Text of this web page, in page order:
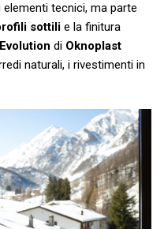
tecnici, ma parte
sottili e la finitura
di Oknoplast
naturali, i rivestimenti in